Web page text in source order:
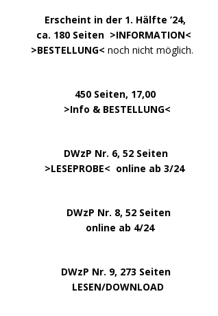
Erscheint in der 1. Hälfte ’24,
ca. 180 Seiten >INFORMATION<
>BESTELLUNG< noch nicht möglich.
450 Seiten, 17,00
>Info & BESTELLUNG<
DWzP Nr. 6, 52 Seiten
>LESEPROBE< online ab 3/24
DWzP Nr. 8, 52 Seiten
online ab 4/24
DWzP Nr. 9, 273 Seiten
LESEN/DOWNLOAD